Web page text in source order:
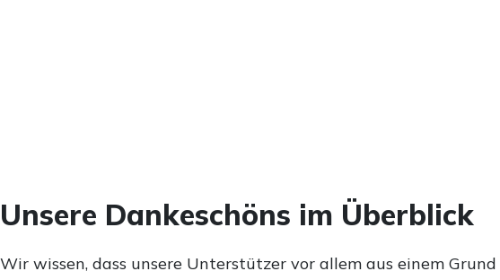
Unsere Dankeschöns im Überblick
Wir wissen, dass unsere Unterstützer vor allem aus einem